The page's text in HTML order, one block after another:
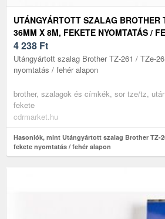
UTÁNGYÁRTOTT SZALAG BROTHER
36MM X 8M, FEKETE NYOMTATÁS /
4 238 Ft
Utángyártott szalag Brother TZ-261 / TZe-
nyomtatás / fehér alapon
brother, szalagok és címkék, sor tze/tz,
fekete
cdrmarket.hu
Hasonlók, mint Utángyártott szalag Brother TZ-
fekete nyomtatás / fehér alapon